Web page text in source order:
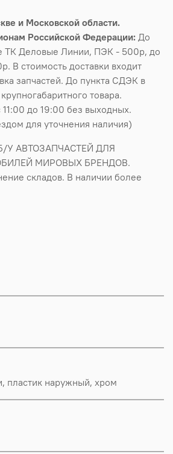
и Московской области.
Российской Федерации: До
ТК Деловые Линии, ПЭК - 500р, до
В стоимость доставки входит
запчастей. До пункта СДЭК в
товара.
11:00 до 19:00 без выходных.
для уточнения наличия)
АВТОЗАПЧАСТЕЙ ДЛЯ
МИРОВЫХ БРЕНДОВ.
складов. В наличии более
пластик наружный, хром